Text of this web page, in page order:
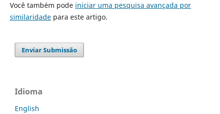
Você também pode iniciar uma pesquisa avançada por
similaridadepara este artigo.
Enviar Submissão
Idioma
English